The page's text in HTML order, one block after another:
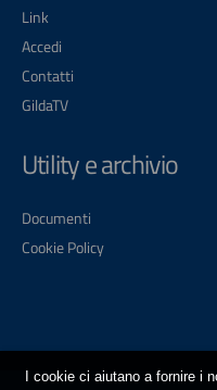
Link
Accedi
Contatti
GildaTV
Utility e archivio
Documenti
Cookie Policy
I cookie ci aiutano a fornire i